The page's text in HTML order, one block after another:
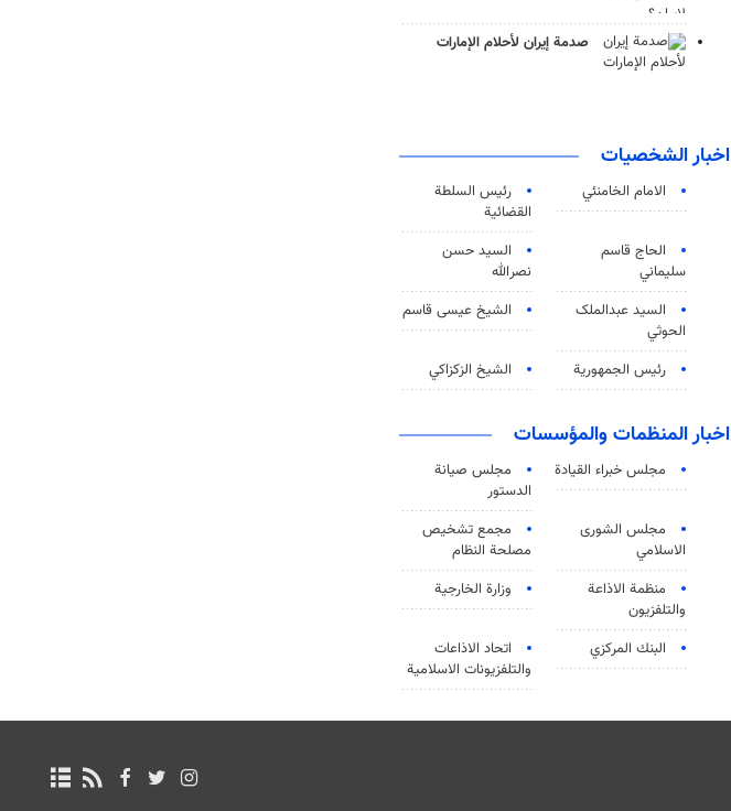
صدمة إيران لأحلام الإمارات
اخبار الشخصيات
الامام الخامنئي
رئیس السلطة
القضائیة
الحاج قاسم
سليماني
السيد حسن
نصرالله
السید عبدالملک
الحوثي
الشيخ عيسى قاسم
رئيس الجمهورية الشيخ الزكزاكي
اخبار المنظمات والمؤسسات
مجلس خبراء القيادة
مجلس صيانة
الدستور
مجلس الشورى
الاسلامي
مجمع تشخيص
مصلحة النظام
منظمة الاذاعة
والتلفزیون
وزارة الخارجية
البنك المركزي
اتحاد الاذاعات
والتلفزيونات الاسلامية